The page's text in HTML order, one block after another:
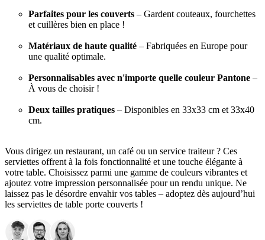
Parfaites pour les couverts – Gardent couteaux, fourchettes
et cuillères bien en place !
Matériaux de haute qualité – Fabriquées en Europe pour
une qualité optimale.
Personnalisables avec n'importe quelle couleur Pantone –
À vous de choisir !
Deux tailles pratiques – Disponibles en 33x33 cm et 33x40
cm.
Vous dirigez un restaurant, un café ou un service traiteur ? Ces
serviettes offrent à la fois fonctionnalité et une touche élégante à
votre table. Choisissez parmi une gamme de couleurs vibrantes et
ajoutez votre impression personnalisée pour un rendu unique. Ne
laissez pas le désordre envahir vos tables – adoptez dès aujourd’hui
les serviettes de table porte couverts !